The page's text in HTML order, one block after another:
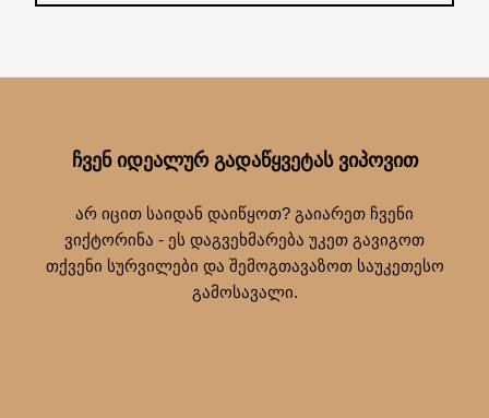
ᲩᲕᲔᲜ ᲘᲓᲔᲐᲚᲣᲠ ᲒᲐᲓᲐᲬᲧᲕᲔᲢᲐᲡ ᲕᲘᲞᲝᲕᲘᲗ
არ იცით საიდან დაიწყოთ? გაიარეთ ჩვენი
ვიქტორინა - ეს დაგვეხმარება უკეთ გავიგოთ
თქვენი სურვილები და შემოგთავაზოთ საუკეთესო
გამოსავალი.